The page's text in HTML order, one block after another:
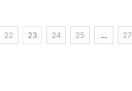
22 23 24 25 … 27